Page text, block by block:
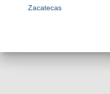
Zacatecas